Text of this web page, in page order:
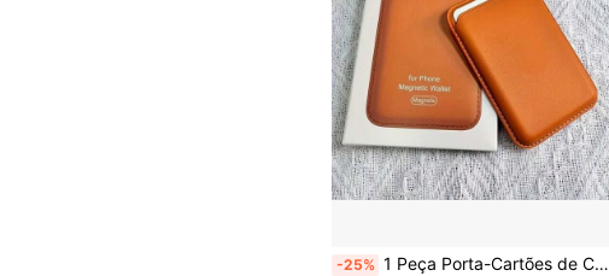
-25% 1 Peça Porta-Cartões de Couro Sólido Cor Magnético Carteira de Couro PU, Compatível com iPhone 16 Pro Max/16/16 Pro/16 Plus/15/15 Pro Max/15 Pro/15plus/12/13/14 Pro/12Pro/12ProMax/13 Pro/13 Max/13 Pro/14 Pro14 May/14plus/12 Mini/13 Mini, Bolsa de Cartão de Couro Criativa Magsafe Primavera Presente